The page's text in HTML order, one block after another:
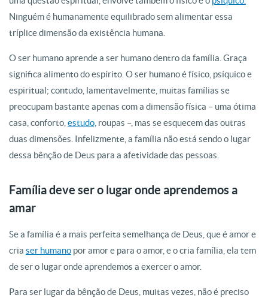
Ninguém é humanamente equilibrado sem alimentar essa
tríplice dimensão da existência humana.
O ser humano aprende a ser humano dentro da família. Graça
significa alimento do espírito. O ser humano é físico, psíquico e
espiritual; contudo, lamentavelmente, muitas famílias se
preocupam bastante apenas com a dimensão física – uma ótima
casa, conforto, estudo, roupas –, mas se esquecem das outras
duas dimensões. Infelizmente, a família não está sendo o lugar
dessa bênção de Deus para a afetividade das pessoas.
Família deve ser o lugar onde aprendemos a
amar
Se a família é a mais perfeita semelhança de Deus, que é amor e
cria ser humano por amor e para o amor, e o cria família, ela tem
de ser o lugar onde aprendemos a exercer o amor.
Para ser lugar da bênção de Deus, muitas vezes, não é preciso